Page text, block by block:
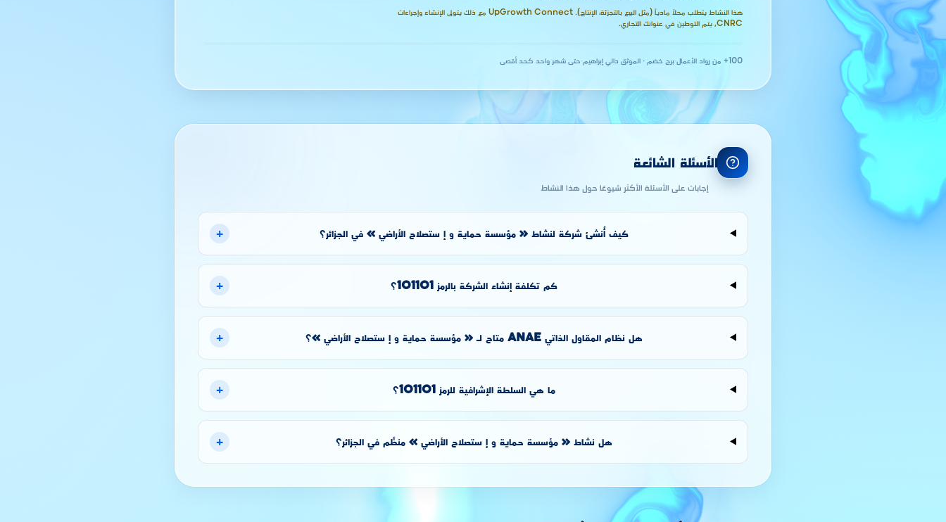
هذا النشاط يتطلب محلاً مادياً (مثل البيع بالتجزئة، الإنتاج). UpGrowth Connect مع ذلك يتولى الإنشاء وإجراءات
CNRC, يتم التوطين في عنوانك التجاري.
100+ من رواد الأعمال · برج خضم · الموثق دالي إبراهيم · حتى شهر واحد كحد أقصى
الأسئلة الشائعة
إجابات على الأسئلة الأكثر شيوعًا حول هذا النشاط
كيف أُنشئ شركة لنشاط « مؤسسة حماية و إ ستصلاح الأراضي » في الجزائر؟ +
كم تكلفة إنشاء الشركة بالرمز 101101؟ +
هل نظام المقاول الذاتي ANAE متاح لـ « مؤسسة حماية و إ ستصلاح الأراضي »؟ +
ما هي السلطة الإشرافية للرمز 101101؟ +
هل نشاط « مؤسسة حماية و إ ستصلاح الأراضي » منظَّم في الجزائر؟ +